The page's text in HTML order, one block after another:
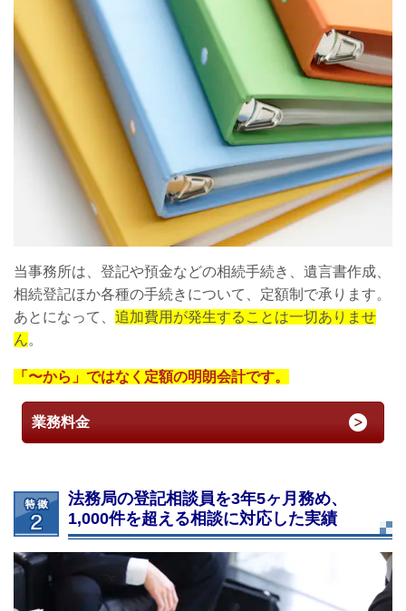
当事務所は、登記や預金などの相続手続き、遺言書作成、
相続登記ほか各種の手続きについて、定額制で承ります。
あとになって、 追加費用が発生することは一切ありませ
ん。
「〜から」ではなく定額の明朗会計です。
業務料金
法務局の登記相談員を3年5ヶ月務め、
1,000件を超える相談に対応した実績